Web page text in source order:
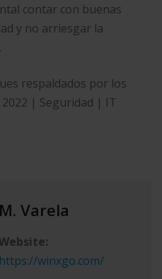
contar con buenas
y no arriesgar la
M. Varela
https://winxgo.com/